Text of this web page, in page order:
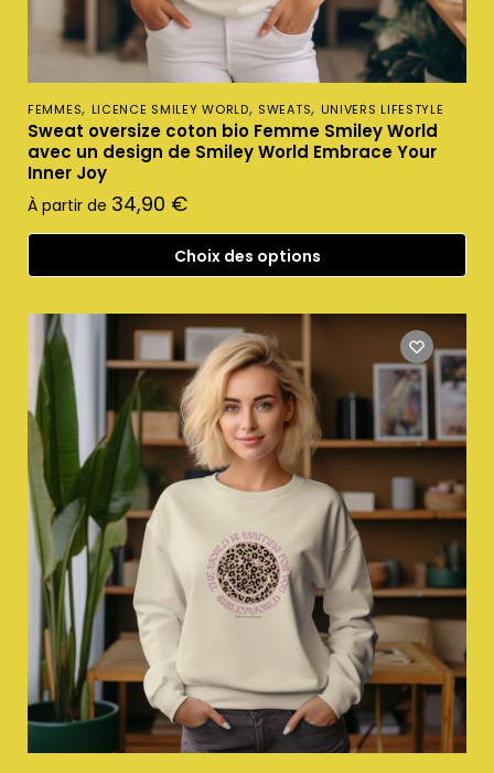
FEMMES, LICENCE SMILEY WORLD, SWEATS, UNIVERS LIFESTYLE
Sweat oversize coton bio Femme Smiley World
avec un design de Smiley World Embrace Your
Inner Joy
À partir de 34,90 €
Choix des options